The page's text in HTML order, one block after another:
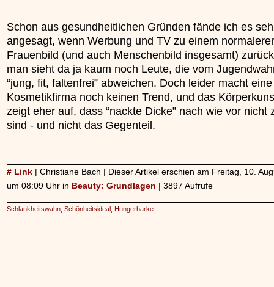
Schon aus gesundheitlichen Gründen fände ich es
angesagt, wenn Werbung und TV zu einem
Frauenbild (und auch Menschenbild insgesamt)
man sieht da ja kaum noch Leute, die vom
“jung, fit, faltenfrei” abweichen. Doch leider macht
Kosmetikfirma noch keinen Trend, und das
zeigt eher auf, dass “nackte Dicke” nach wie vor nicht
sind - und nicht das Gegenteil.
# Link | Christiane Bach | Dieser Artikel erschien am Freitag, 10.
um 08:09 Uhr in Beauty: Grundlagen | 3897 Aufrufe
Schlankheitswahn Schönheitsideal Hungerharke